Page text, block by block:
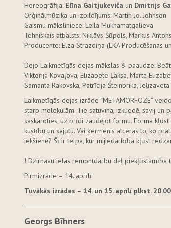
Horeogrāfija: Elīna Gaitjukeviča un Dmitrijs
Orģinālmūzika un izpildījums: Martin Jo. Johnson
Gaismu māksliniece: Leila Mukhamatgalieva
Tehniskais atbalsts: Niklāvs Šūpols, Markus
Producente: Elza Strazdiņa (LKA Producēšanas
Dejo Laikmetīgās dejas mākslas 8. paaudze:
Viktorija Kovaļova, Elizabete Ļaksa, Marta
Samanta Rakovska, Patrīcija Šteinbrika,
Laikmetīgās dejas izrāde “METAMORFOZE”
starp molekulām. Tie satuvina, izkliedē, savij
saskaroties, uz brīdi zaudējot formu. Forma
kustību un sajūtu. Vai ķermenis atceras to, ko
iekšienē? Šī ir telpa, kur mijiedarbība kļūst
! Dzirnavu ielas remontdarbu dēļ piekļūstamība
Pirmizrāde – 14. aprīlī
Tuvākās izrādes – 14. un 15. aprīlī plkst.
Georgs Bīhners